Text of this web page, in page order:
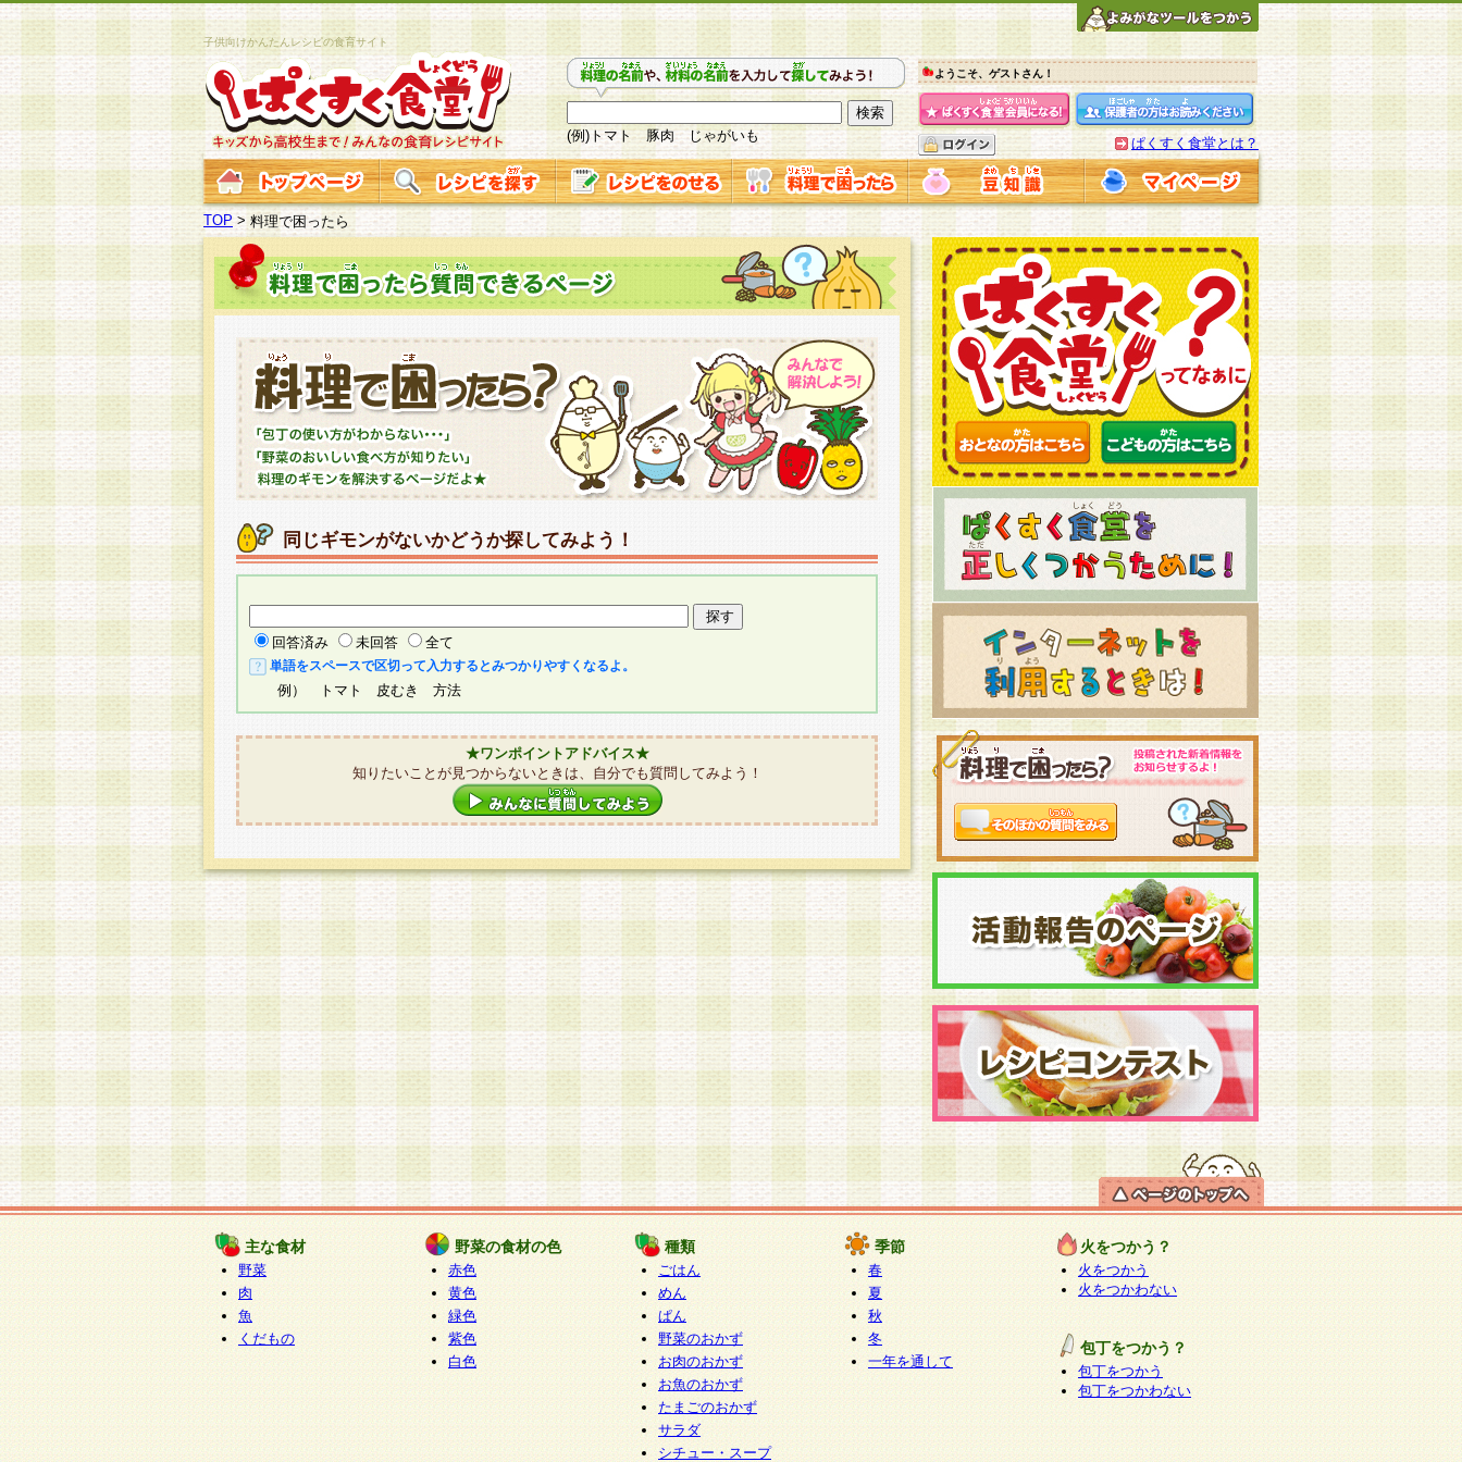
子供向けかんたんレシピの食育サイト
(例)トマト 豚肉 じゃがいも
ようこそ、ゲストさん！
ぱくすく食堂とは？
TOP > 料理で困ったら
同じギモンがないかどうか探してみよう！
回答済み 未回答 全て
単語をスペースで区切って入力するとみつかりやすくなるよ。
例） トマト 皮むき 方法
★ワンポイントアドバイス★
知りたいことが見つからないときは、自分でも質問してみよう！
主な食材
野菜
肉
魚
くだもの
野菜の食材の色
赤色
黄色
緑色
紫色
白色
種類
ごはん
めん
ぱん
野菜のおかず
お肉のおかず
お魚のおかず
たまごのおかず
サラダ
シチュー・スープ
季節
春
夏
秋
冬
一年を通して
火をつかう？
火をつかう
火をつかわない
包丁をつかう？
包丁をつかう
包丁をつかわない